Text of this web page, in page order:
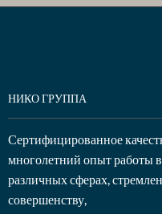
НИКО ГРУППА
Сертифицированное
многолетний опыт работы в
различных сферах,
совершенству,